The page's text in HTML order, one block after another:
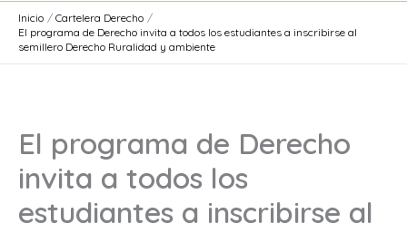
Inicio
Cartelera Derecho
El programa de Derecho invita a todos los estudiantes a inscribirse al
semillero Derecho Ruralidad y ambiente
El programa de Derecho
invita a todos los
estudiantes a inscribirse al